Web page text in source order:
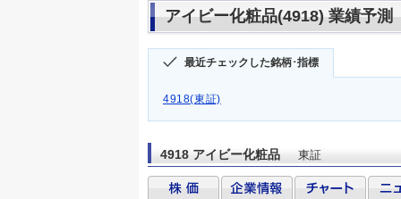
アイビー化粧品(4918) 業績予測
最近チェックした銘柄･指標
4918(東証)
4918 アイビー化粧品 東証